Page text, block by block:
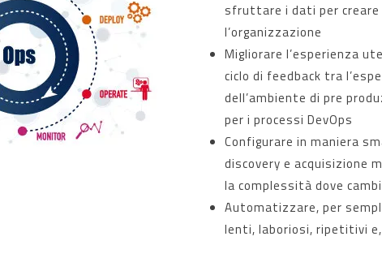
sfruttare i dati per
l’organizzazione
Migliorare l’esperienza
ciclo di feedback tra
dell’ambiente di pre
per i processi DevOps
Configurare in maniera
discovery e acquisizione
la complessità dove
Automatizzare, per
lenti, laboriosi, ripetitivi